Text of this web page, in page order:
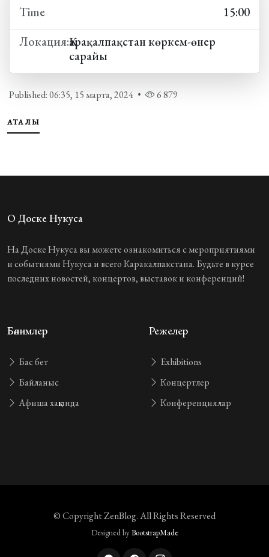
Time
15:00
Локация:Қарақалпақстан көркем-өнер
сарайы
Published: 06:35, 15 марта, 2024 • 6 879
АТАҚЛЫ
О Доске Нукуса
На Доске Нукуса вы можете ознакомиться с мероприятиями
и событиями Нукуса и всего Каракалпакстана. Будьте в курсе
последних новостей, концертов, выставок и конференций!
Бөлимлер
Бас бет
Байланыс
Афиша хаққында
Режелер
Exhibitions
Концертлер
Конференциялар
© CopyrightZenBlog. All Rights Reserved
Designed byBootstrapMade